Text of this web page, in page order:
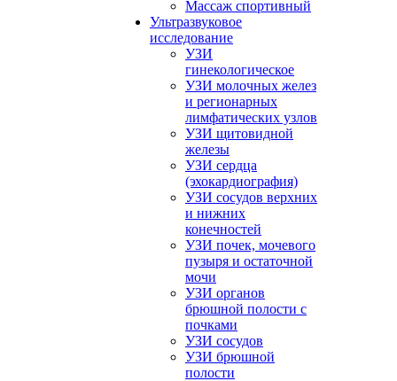
Массаж спортивный
Ультразвуковое
исследование
УЗИ
гинекологическое
УЗИ молочных желез
и регионарных
лимфатических узлов
УЗИ щитовидной
железы
УЗИ сердца
(эхокардиография)
УЗИ сосудов верхних
и нижних
конечностей
УЗИ почек, мочевого
пузыря и остаточной
мочи
УЗИ органов
брюшной полости с
почками
УЗИ сосудов
УЗИ брюшной
полости